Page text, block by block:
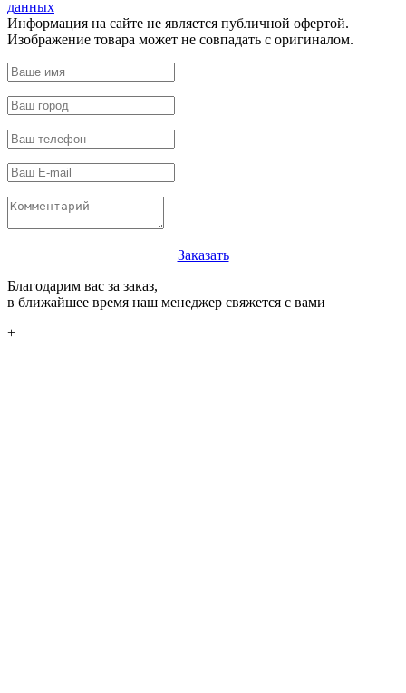
данных
Информация на сайте не является публичной офертой.
Изображение товара может не совпадать с оригиналом.
Заказать
Благодарим вас за заказ,
в ближайшее время наш менеджер свяжется с вами
+